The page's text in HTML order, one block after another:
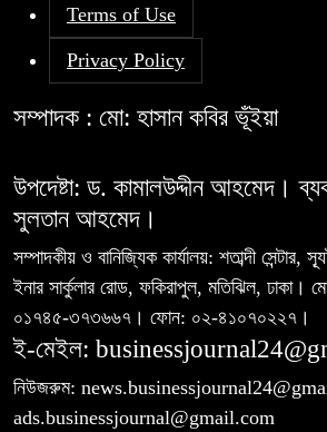
Terms of Use
Privacy Policy
সম্পাদক : মো: হাসান কবির ভূঁইয়া
উপদেষ্টা: ড. কামালউদ্দীন আহমেদ।
সুলতান আহমেদ।
সম্পাদকীয় ও বানিজ্যিক কার্যালয়: শতাব্দী
ইনার সার্কুলার রোড, ফকিরাপুল, মতিঝিল, ঢাকা।
০১৭৪৫-৩৭৩৬৬৭। ফোন: ০২-৪১০৭০২২৭।
ই-মেইল:
নিউজরুম:
ads.businessjournal@gmail.com